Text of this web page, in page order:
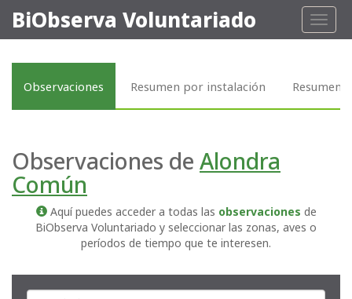
Toggle
BiObserva Voluntariado
Observaciones Resumen por instalación Resumen
Observaciones de Alondra
Común
Aquí puedes acceder a todas las observaciones de
BiObserva Voluntariado y seleccionar las zonas, aves o
períodos de tiempo que te interesen.